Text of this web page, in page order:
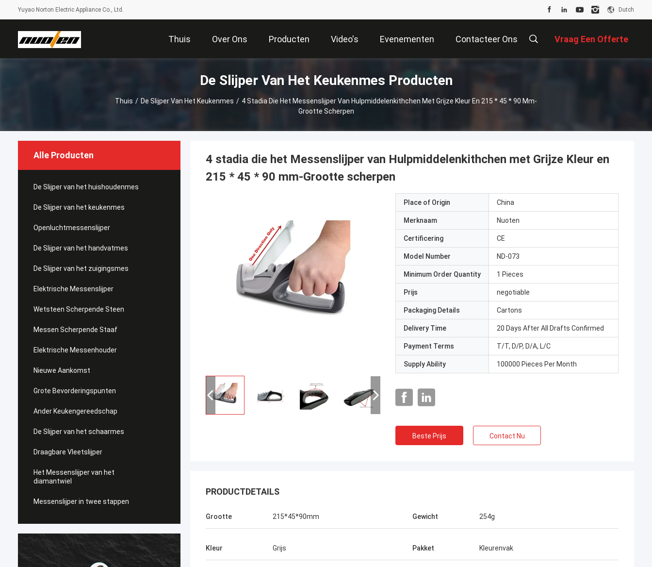
Yuyao Norton Electric Appliance Co., Ltd. Dutch
Thuis Over Ons Producten Video's Evenementen Contacteer Ons Vraag Een Offerte
De Slijper Van Het Keukenmes Producten
Thuis / De Slijper Van Het Keukenmes / 4 Stadia Die Het Messenslijper Van Hulpmiddelenkithchen Met Grijze Kleur En 215 * 45 * 90 Mm-
Grootte Scherpen
Alle Producten
De Slijper van het huishoudenmes
De Slijper van het keukenmes
Openluchtmessenslijper
De Slijper van het handvatmes
De Slijper van het zuigingsmes
Elektrische Messenslijper
Wetsteen Scherpende Steen
Messen Scherpende Staaf
Elektrische Messenhouder
Nieuwe Aankomst
Grote Bevorderingspunten
Ander Keukengereedschap
De Slijper van het schaarmes
Draagbare Vleetslijper
Het Messenslijper van het
diamantwiel
Messenslijper in twee stappen
4 stadia die het Messenslijper van Hulpmiddelenkithchen met Grijze Kleur en
215 * 45 * 90 mm-Grootte scherpen
Place of Origin China
Merknaam Nuoten
Certificering CE
Model Number ND-073
Minimum Order Quantity 1 Pieces
Prijs negotiable
Packaging Details Cartons
Delivery Time 20 Days After All Drafts Confirmed
Payment Terms T/T, D/P, D/A, L/C
Supply Ability 100000 Pieces Per Month
Beste Prijs Contact Nu
PRODUCTDETAILS
Grootte 215*45*90mm Gewicht 254g
Kleur Grijs Pakket Kleurenvak